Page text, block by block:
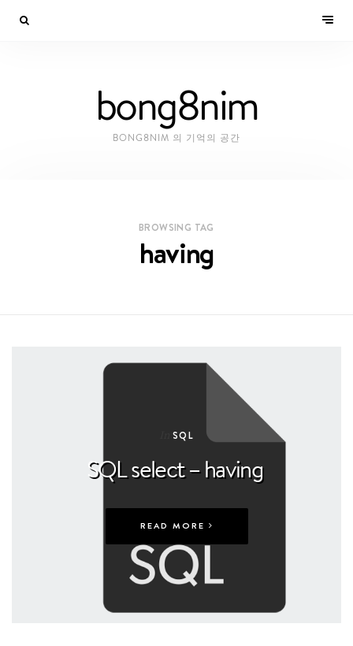
bong8nim
BONG8NIM 의 기억의 공간
BROWSING TAG
having
SQL
SQL select – having
READ MORE